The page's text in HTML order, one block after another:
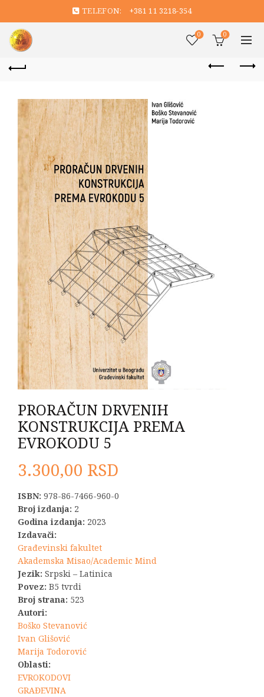
TELEFON: +381 11 3218-354
0 0
PRORAČUN DRVENIH
KONSTRUKCIJA PREMA
EVROKODU 5
3.300,00 RSD
ISBN: 978-86-7466-960-0
Broj izdanja: 2
Godina izdanja: 2023
Izdavači:
Građevinski fakultet
Akademska Misao/Academic Mind
Jezik: Srpski – Latinica
Povez: B5 tvrdi
Broj strana: 523
Autori:
Boško Stevanović
Ivan Glišović
Marija Todorović
Oblasti:
EVROKODOVI
GRAĐEVINA